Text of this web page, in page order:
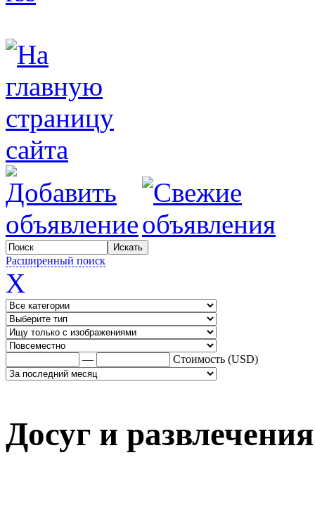
Расширенный поиск
X
— Стоимость (USD)
Досуг и развлечения